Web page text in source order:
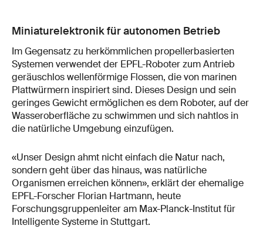
Miniaturelektronik für autonomen Betrieb
Im Gegensatz zu herkömmlichen propellerbasierten
Systemen verwendet der EPFL-Roboter zum Antrieb
geräuschlos wellenförmige Flossen, die von marinen
Plattwürmern inspiriert sind. Dieses Design und sein
geringes Gewicht ermöglichen es dem Roboter, auf der
Wasseroberfläche zu schwimmen und sich nahtlos in
die natürliche Umgebung einzufügen.
«Unser Design ahmt nicht einfach die Natur nach,
sondern geht über das hinaus, was natürliche
Organismen erreichen können», erklärt der ehemalige
EPFL-Forscher Florian Hartmann, heute
Forschungsgruppenleiter am Max-Planck-Institut für
Intelligente Systeme in Stuttgart.